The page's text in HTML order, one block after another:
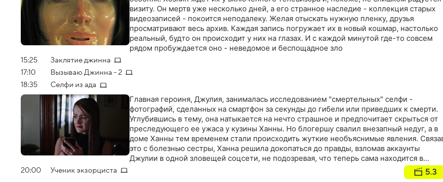
визиту. Он мертв уже несколько дней, а его странное наследие - коллекция старых
видеозаписей - покоится неподалеку. Желая отыскать нужную пленку, друзья
просматривают весь архив. Каждая запись погружает их в новый кошмар, настолько
реальный, будто он происходит у них на глазах. И с каждой минутой где-то совсем
рядом пробуждается оно - неведомое и беспощадное зло
15:25
Заклятие джинна
17:10
Вызываю Джинна - 2
18:35
Селфи из ада
Главная героиня, Джулия, занималась исследованием "смертельных" селфи -
фотографий, сделанных на смартфон за секунды до гибели или приведших к смерти.
Углубившись в тему, она натыкается на нечто страшное и предпочитает скрыться от
преследующего ее ужаса у кузины Ханны. Но блогершу свалил внезапный недуг, а в
доме Ханны тем временем стали происходить жуткие необъяснимые явления.
это с болезнью сестры, Ханна решила докопаться до правды, взломав аккаунты
Джулии в одной зловещей соцсети, не подозревая, что теперь сама находится в
20:00 Ученик экзорциста 5.3